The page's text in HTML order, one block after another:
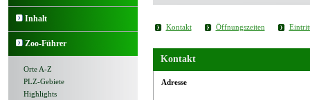
Inhalt
Zoo-Führer
Orte A-Z
PLZ-Gebiete
Highlights
Kontakt Öffnungszeiten
Kontakt
Adresse